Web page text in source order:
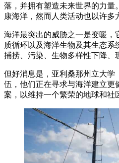
落，并拥有塑造未来世界的力量
康海洋，然而人类活动也以许多
海洋最突出的威胁之一是变暖，
质循环以及海洋生物及其生态
捕捞、污染、生物多样性下降、
但好消息是，亚利桑那州立大学
伍，他们正在寻求与海洋建立更
案，以维持一个繁荣的地球和社